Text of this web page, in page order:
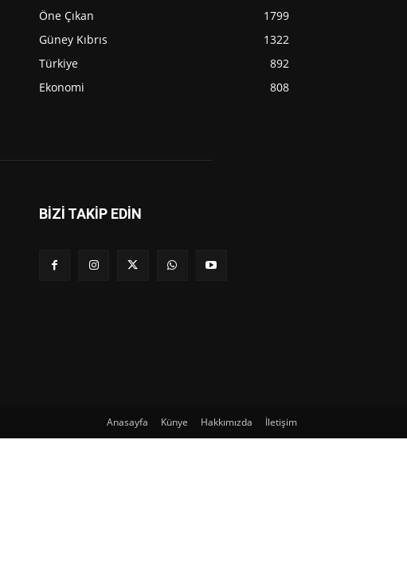
Öne Çıkan
1799
Güney Kıbrıs
1322
Türkiye
892
Ekonomi
808
BİZİ TAKİP EDİN
Anasayfa Künye Hakkımızda İletişim